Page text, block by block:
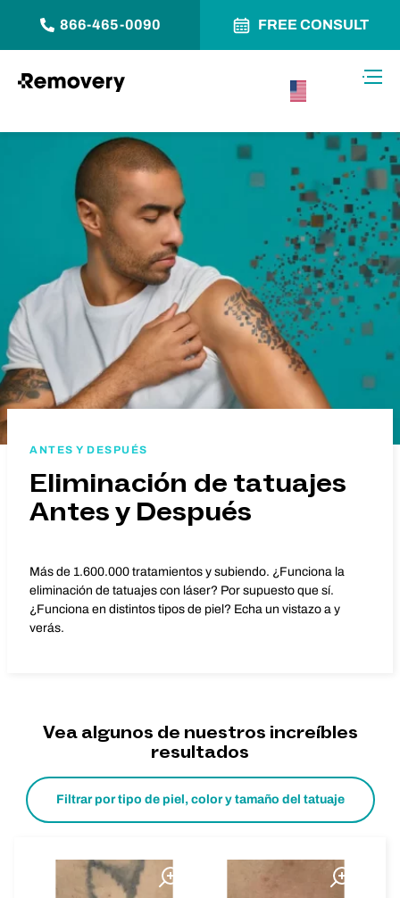
866-465-0090 FREE CONSULT
ANTES Y DESPUÉS
Eliminación de tatuajes
Antes y Después
Más de 1.600.000 tratamientos y subiendo. ¿Funciona la
eliminación de tatuajes con láser? Por supuesto que sí.
¿Funciona en distintos tipos de piel? Echa un vistazo a y
verás.
Vea algunos de nuestros increíbles
resultados
Filtrar por tipo de piel, color y tamaño del tatuaje